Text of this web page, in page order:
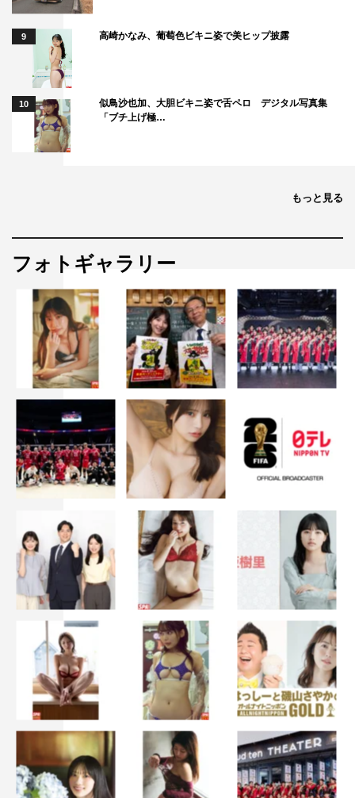
9 高崎かなみ、葡萄色ビキニ姿で美ヒップ披露
10
似鳥沙也加、大胆ビキニ姿で舌ペロ デジタル写真集
「ブチ上げ極…
もっと見る
フォトギャラリー